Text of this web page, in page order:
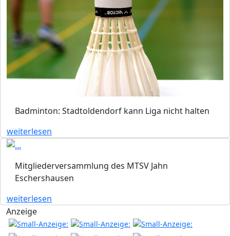
Badminton: Stadtoldendorf kann Liga nicht halten
weiterlesen
Mitgliederversammlung des MTSV Jahn
Eschershausen
weiterlesen
Anzeige